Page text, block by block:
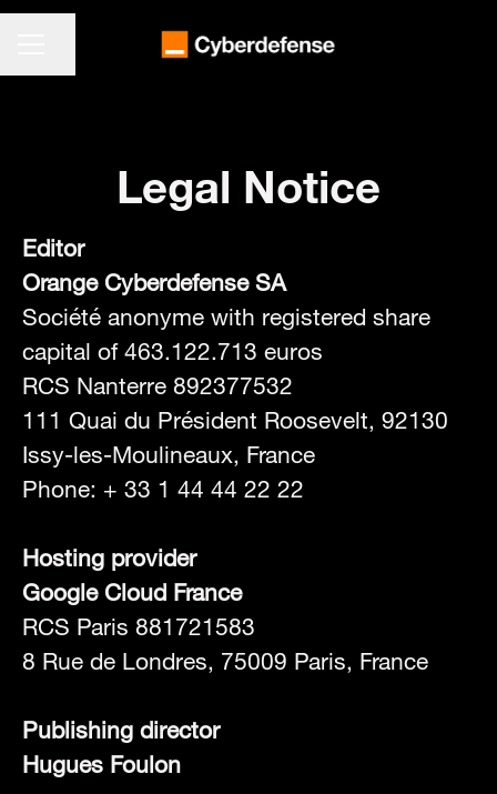
Legal Notice
Editor
Orange Cyberdefense SA
Société anonyme with registered share
capital of 463.122.713 euros
RCS Nanterre 892377532
111 Quai du Président Roosevelt, 92130
Issy-les-Moulineaux, France
Phone: + 33 1 44 44 22 22
Hosting provider
Google Cloud France
RCS Paris 881721583
8 Rue de Londres, 75009 Paris, France
Publishing director
Hugues Foulon